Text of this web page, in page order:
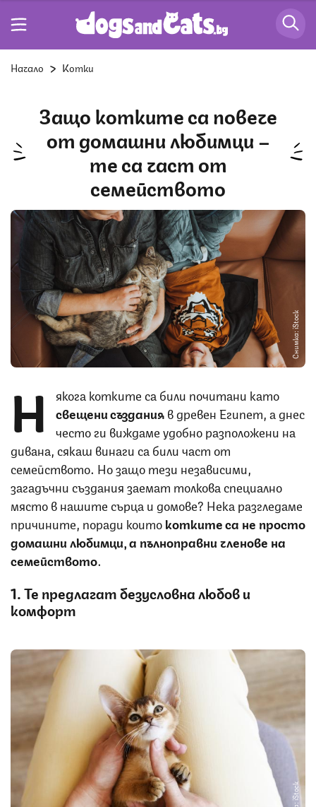
Начало Котки
Защо котките са повече
от домашни любимци –
те са част от
семейството
Снимка: iStock
Н
якога котките са били почитани като
свещени създанияв древен Египет, а днес
често ги виждаме удобно разположени на
дивана, сякаш винаги са били част от
семейството. Но защо тези независими,
загадъчни създания заемат толкова специално
място в нашите сърца и домове? Нека разгледаме
причините, поради коитокотките са не просто
домашни любимци, а пълноправни членове на
семейството.
1. Те предлагат безусловна любов и
комфорт